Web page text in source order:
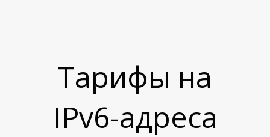
Тарифы на
IPv6-адреса